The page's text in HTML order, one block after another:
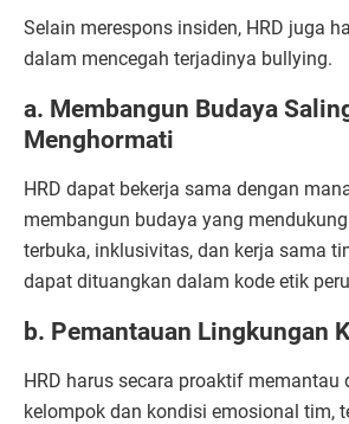
Selain merespons insiden, HRD juga
dalam mencegah terjadinya bullying.
a. Membangun Budaya
Menghormati
HRD dapat bekerja sama dengan
membangun budaya yang
terbuka, inklusivitas, dan kerja sama
dapat dituangkan dalam kode etik
b. Pemantauan Lingkungan
HRD harus secara proaktif memantau
kelompok dan kondisi emosional tim,